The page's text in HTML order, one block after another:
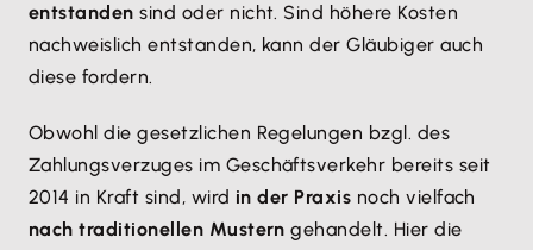
entstanden sind oder nicht. Sind höhere Kosten
nachweislich entstanden, kann der Gläubiger auch
diese fordern.
Obwohl die gesetzlichen Regelungen bzgl. des
Zahlungsverzuges im Geschäftsverkehr bereits seit
2014 in Kraft sind, wird in der Praxis noch vielfach
nach traditionellen Mustern gehandelt. Hier die